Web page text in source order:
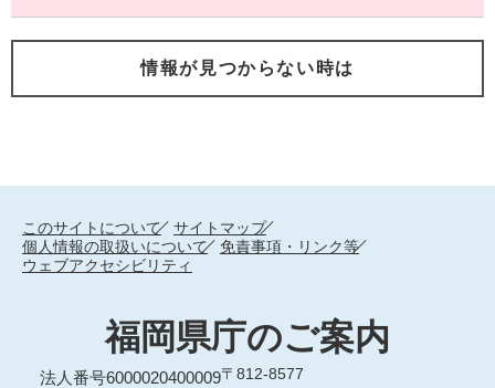
情報が見つからない時は
このサイトについて
サイトマップ
個人情報の取扱いについて
免責事項・リンク等
ウェブアクセシビリティ
福岡県庁のご案内
法人番号6000020400009〒812-8577